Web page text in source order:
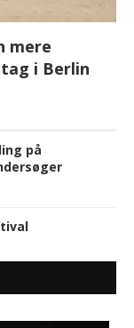
mere
i Berlin
på